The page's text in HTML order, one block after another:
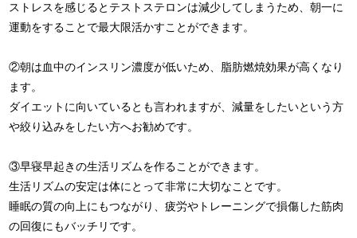
ストレスを感じるとテストステロンは減少してしまうため、朝一に
運動をすることで最大限活かすことができます。
②朝は血中のインスリン濃度が低いため、脂肪燃焼効果が高くなり
ます。
ダイエットに向いているとも言われますが、減量をしたいという方
や絞り込みをしたい方へお勧めです。
③早寝早起きの生活リズムを作ることができます。
生活リズムの安定は体にとって非常に大切なことです。
睡眠の質の向上にもつながり、疲労やトレーニングで損傷した筋肉
の回復にもバッチリです。